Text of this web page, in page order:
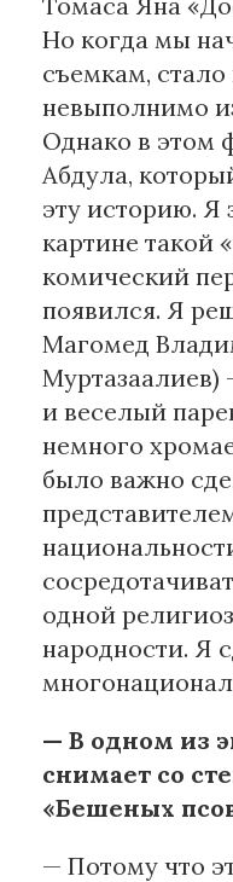
Но когда мы
съемкам, стало
невыполнимо
Однако в этом
Абдула,
эту историю. Я
картине такой
комический
появился. Я
Магомед
и веселый
немного
было важно
одной
народности. Я
— В одном из
снимает со
«Бешеных
— Потому что